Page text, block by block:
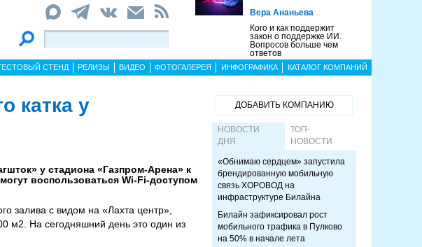
Вера Ананьева
Кого и как поддержит
закон о поддержке ИИ.
Вопросов больше чем
ответов
СТЕНД РЕЛИЗЫ ВИДЕО ФОТОГАЛЕРЕЯ ИНФОГРАФИКА КАТАЛОГ КОМПАНИЙ
катка у
у стадиона «Газпром-Арена» к
воспользоваться Wi-Fi-доступом
залива с видом на «Лахта центр»,
м2. На сегодняшний день это один из
ДОБАВИТЬ КОМПАНИЮ
НОВОСТИ
ДНЯ
ТОП-
НОВОСТИ
«Обнимаю сердцем» запустила
брендированную мобильную
связь ХОРОВОД на
инфраструктуре Билайна
Билайн зафиксировал рост
мобильного трафика в Пулково
на 50% в начале лета